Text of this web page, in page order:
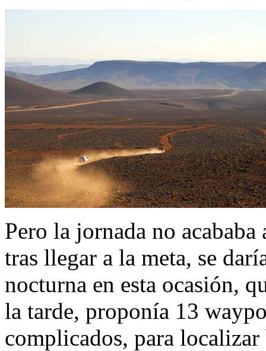
Pero la jornada no
tras llegar a la meta, se
nocturna en esta ocasión,
la tarde, proponía 13
complicados, para